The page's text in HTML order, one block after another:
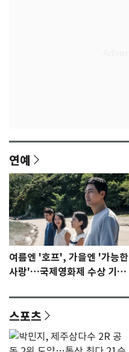
연예
여름엔 '호프', 가을엔 '가능한
사랑'…국제영화제 수상 기대
스포츠